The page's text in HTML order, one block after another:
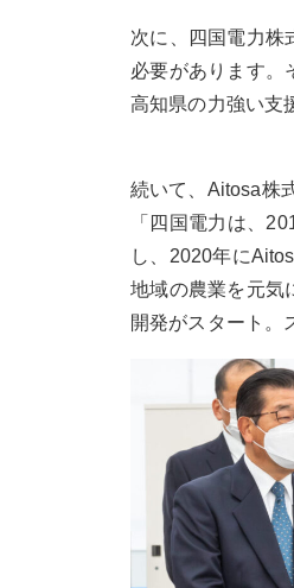
次に、四国電力株
必要があります。
高知県の力強い支
続いて、Aitosa株
「四国電力は、
し、2020年に
地域の農業を元気
開発がスタート。